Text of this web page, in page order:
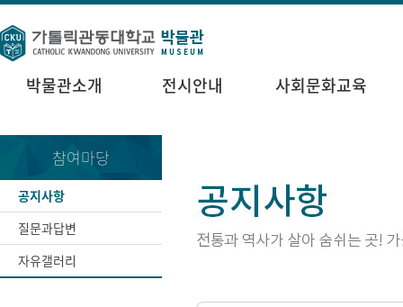
박물관소개 전시안내 사회문화교육
참여마당
공지사항
질문과답변
자유갤러리